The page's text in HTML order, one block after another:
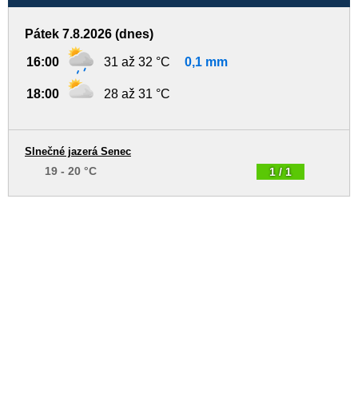
Pátek 7.8.2026 (dnes)
16:00 31 až 32 °C 0,1 mm
18:00 28 až 31 °C
1 / 1
Slnečné jazerá Senec
19 - 20 °C